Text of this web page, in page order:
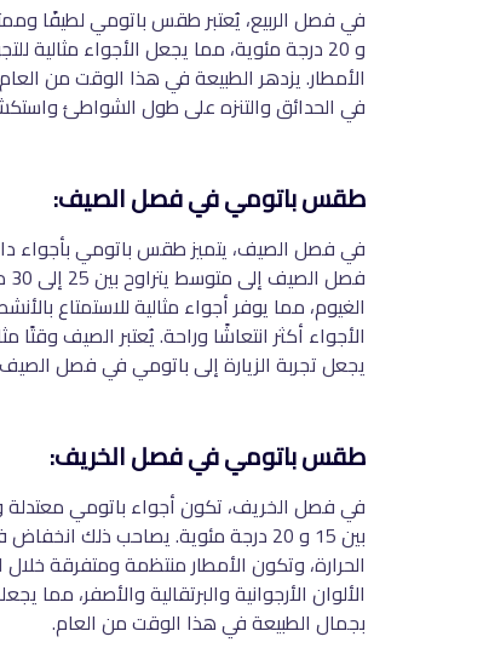
و 20 درجة مئوية، مما يجعل الأجواء
الأمطار. يزدهر الطبيعة في هذا الوقت من
في الحدائق والتنزه على طول الشواطئ
طقس باتومي في فصل الصيف:
في فصل الصيف، يتميز طقس باتومي بأجواء
الغيوم، مما يوفر أجواء مثالية للاستمتاع
الأجواء أكثر انتعاشًا وراحة. يُعتبر الصيف
يجعل تجربة الزيارة إلى باتومي في فصل
طقس باتومي في فصل الخريف:
في فصل الخريف، تكون أجواء باتومي معتدلة
بين 15 و 20 درجة مئوية. يصاحب
الحرارة، وتكون الأمطار منتظمة ومتفرقة
الألوان الأرجوانية والبرتقالية والأصفر، مما
بجمال الطبيعة في هذا الوقت من العام.